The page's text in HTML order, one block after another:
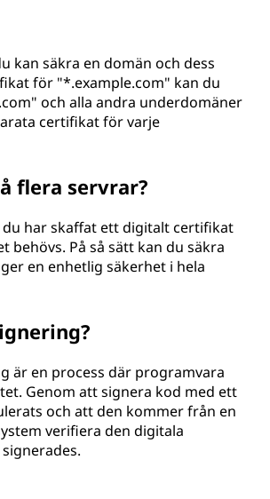
kan säkra en domän och dess
för "*.example.com" kan du
och alla andra underdomäner
certifikat för varje
flera servrar?
du har skaffat ett digitalt certifikat
behövs. På så sätt kan du säkra
en enhetlig säkerhet i hela
är en process där programvara
Genom att signera kod med ett
och att den kommer från en
verifiera den digitala